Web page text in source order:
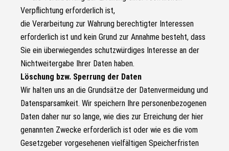
Verpflichtung erforderlich ist,
die Verarbeitung zur Wahrung berechtigter Interessen
erforderlich ist und kein Grund zur Annahme besteht, dass
Sie ein überwiegendes schutzwürdiges Interesse an der
Nichtweitergabe Ihrer Daten haben.
Löschung bzw. Sperrung der Daten
Wir halten uns an die Grundsätze der Datenvermeidung und
Datensparsamkeit. Wir speichern Ihre personenbezogenen
Daten daher nur so lange, wie dies zur Erreichung der hier
genannten Zwecke erforderlich ist oder wie es die vom
Gesetzgeber vorgesehenen vielfältigen Speicherfristen